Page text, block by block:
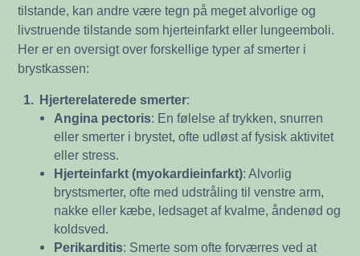
tilstande, kan andre være tegn på meget alvorlige og
livstruende tilstande som hjerteinfarkt eller lungeemboli.
Her er en oversigt over forskellige typer af smerter i
brystkassen:
1. Hjerterelaterede smerter:
Angina pectoris: En følelse af trykken, snurren
eller smerter i brystet, ofte udløst af fysisk aktivitet
eller stress.
Hjerteinfarkt (myokardieinfarkt): Alvorlig
brystsmerter, ofte med udstråling til venstre arm,
nakke eller kæbe, ledsaget af kvalme, åndenød og
koldsved.
Perikarditis: Smerte som ofte forværres ved at